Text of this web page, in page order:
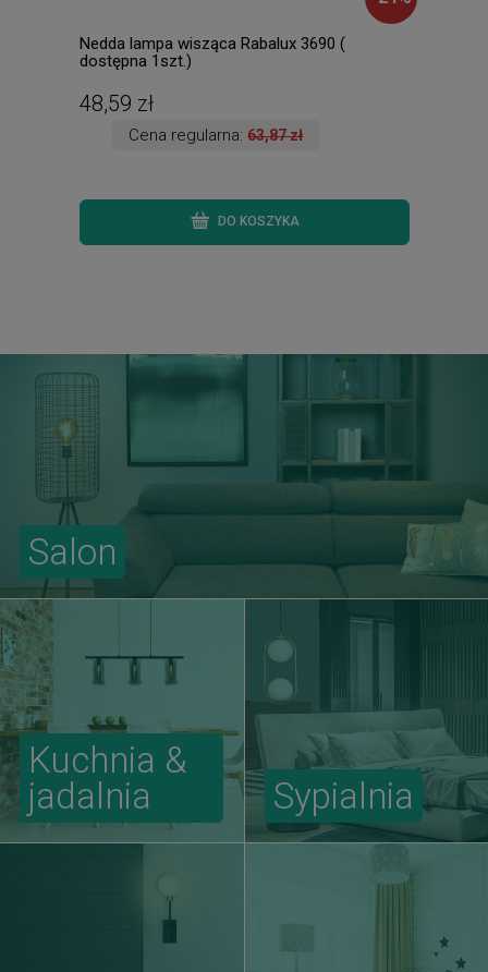
Nedda lampa wisząca Rabalux 3690 (
dostępna 1szt.)
48,59 zł
Cena regularna:63,87 zł
DO KOSZYKA
Salon
Kuchnia &
jadalnia
Sypialnia